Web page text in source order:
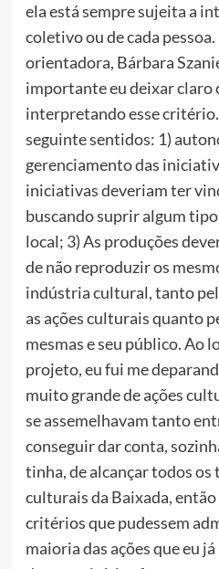
ela está sempre sujeita a
coletivo ou de cada
orientadora, Bárbara
importante eu deixar claro
interpretando esse
seguinte sentidos: 1)
gerenciamento das
iniciativas deveriam ter
buscando suprir algum
local; 3) As produções
de não reproduzir os
indústria cultural, tanto
as ações culturais quanto
mesmas e seu público. Ao
projeto, eu fui me
muito grande de ações
se assemelhavam tanto
conseguir dar conta,
tinha, de alcançar todos os
culturais da Baixada,
critérios que pudessem
maioria das ações que eu